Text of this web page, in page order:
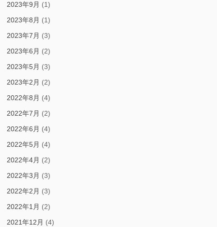
2023年9月 (1)
2023年8月 (1)
2023年7月 (3)
2023年6月 (2)
2023年5月 (3)
2023年2月 (2)
2022年8月 (4)
2022年7月 (2)
2022年6月 (4)
2022年5月 (4)
2022年4月 (2)
2022年3月 (3)
2022年2月 (3)
2022年1月 (2)
2021年12月 (4)